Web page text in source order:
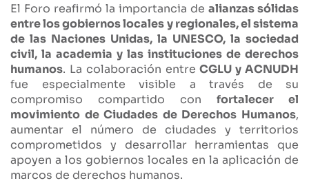
El Foro reafirmó la importancia de alianzas sólidas
entre los gobiernos locales y regionales, el sistema
de las Naciones Unidas, la UNESCO, la sociedad
civil, la academia y las instituciones de derechos
humanos. La colaboración entreCGLU y ACNUDH
fue especialmente visible a través de su
compromiso compartido con fortalecer el
movimiento de Ciudades de Derechos Humanos,
aumentar el número de ciudades y territorios
comprometidos y desarrollar herramientas que
apoyen a los gobiernos locales en la aplicación de
marcos de derechos humanos.